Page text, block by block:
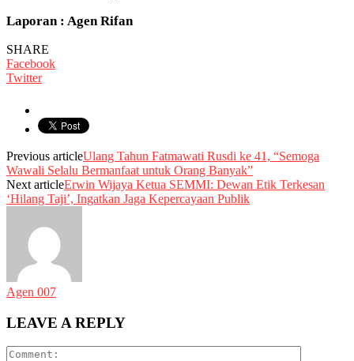
Laporan : Agen Rifan
SHARE
Facebook
Twitter
Previous articleUlang Tahun Fatmawati Rusdi ke 41, “Semoga
Wawali Selalu Bermanfaat untuk Orang Banyak”
Next articleErwin Wijaya Ketua SEMMI: Dewan Etik Terkesan
‘Hilang Taji’, Ingatkan Jaga Kepercayaan Publik
Agen 007
LEAVE A REPLY